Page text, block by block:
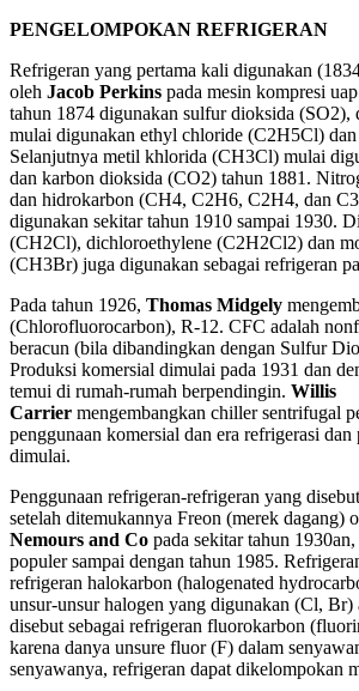
PENGELOMPOKAN REFRIGERAN
Refrigeran yang pertama kali digunakan
oleh Jacob Perkins pada mesin kompresi
tahun 1874 digunakan sulfur dioksida (SO2),
mulai digunakan ethyl chloride (C2H5Cl) dan
Selanjutnya metil khlorida (CH3Cl) mulai
dan karbon dioksida (CO2) tahun 1881.
dan hidrokarbon (CH4, C2H6, C2H4, dan
digunakan sekitar tahun 1910 sampai 1930.
(CH2Cl), dichloroethylene (C2H2Cl2) dan
(CH3Br) juga digunakan sebagai refrigeran
Pada tahun 1926, Thomas Midgely
(Chlorofluorocarbon), R-12. CFC adalah
beracun (bila dibandingkan dengan Sulfur
Produksi komersial dimulai pada 1931 dan
temui di rumah-rumah berpendingin. Willis
Carrier mengembangkan chiller sentrifugal
penggunaan komersial dan era refrigerasi dan
dimulai.
Penggunaan refrigeran-refrigeran yang
setelah ditemukannya Freon (merek dagang)
Nemours and Co pada sekitar tahun
populer sampai dengan tahun 1985.
refrigeran halokarbon (halogenated
unsur-unsur halogen yang digunakan (Cl, Br)
disebut sebagai refrigeran fluorokarbon
karena danya unsure fluor (F) dalam
senyawanya, refrigeran dapat dikelompokan